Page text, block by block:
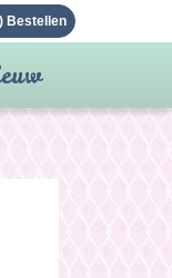
) Bestellen